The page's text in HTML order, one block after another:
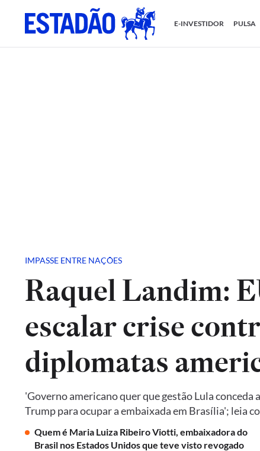
E-INVESTIDOR PULSA
IMPASSE ENTRE NAÇÕES
Raquel Landim:
escalar crise
diplomatas
'Governo americano quer que gestão Lula
Trump para ocupar a embaixada em Brasília'; leia
Quem é Maria Luiza Ribeiro Viotti, embaixadora do
Brasil nos Estados Unidos que teve visto revogado